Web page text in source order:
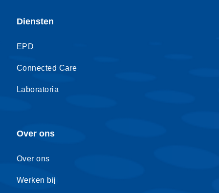
Diensten
EPD
Connected Care
Laboratoria
Over ons
Over ons
Werken bij